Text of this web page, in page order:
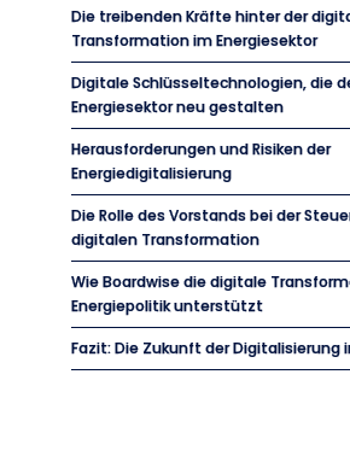
Die treibenden Kräfte hinter der
Transformation im Energiesektor
Digitale Schlüsseltechnologien, die
Energiesektor neu gestalten
Herausforderungen und Risiken der
Energiedigitalisierung
Die Rolle des Vorstands bei der
digitalen Transformation
Wie Boardwise die digitale
Energiepolitik unterstützt
Fazit: Die Zukunft der Digitalisierung